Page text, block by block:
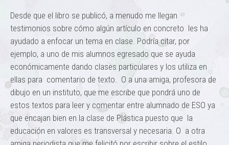
Desde que el libro se publicó, a menudo me llegan
testimonios sobre cómo algún artículo en concreto les ha
ayudado a enfocar un tema en clase. Podría citar, por
ejemplo, a uno de mis alumnos egresado que se ayuda
económicamente dando clases particulares y los utiliza en
ellas para comentario de texto. O a una amiga, profesora de
dibujo en un instituto, que me escribe que pondrá uno de
estos textos para leer y comentar entre alumnado de ESO ya
que encajan bien en la clase de Plástica puesto que la
educación en valores es transversal y necesaria. O a otra